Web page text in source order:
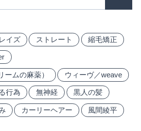
イズ ストレート 縮毛矯正
ームの麻薬） ウィーヴ／weave
行為 無神経 黒人の髪
カーリーヘアー 風間綾平